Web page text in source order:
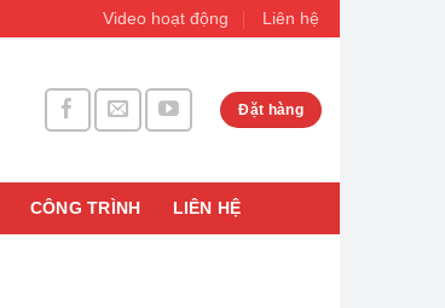
Video hoạt động Liên hệ
Đặt hàng
CÔNG TRÌNH LIÊN HỆ